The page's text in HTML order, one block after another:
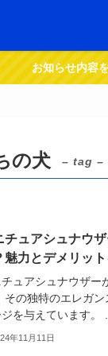
お知らせ内容
の犬 – tag –
チュアシュナウ
魅力とデメリッ
ュアシュナウザー
その独特のエレガ
を与えています。 ...
年11月11日